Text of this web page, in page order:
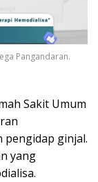
Pangandaran.
Sakit Umum
pengidap ginjal.
yang